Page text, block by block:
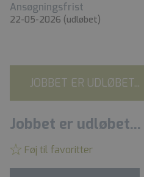
Ansøgningsfrist
22-05-2026 (udløbet)
JOBBET ER UDLØBET...
Jobbet er udløbet...
Føj til favoritter